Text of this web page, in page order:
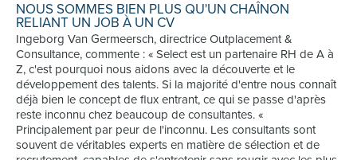
NOUS SOMMES BIEN PLUS QU'UN CHAÎNON
RELIANT UN JOB À UN CV
Ingeborg Van Germeersch, directrice Outplacement &
Consultance, commente : « Select est un partenaire RH de A à
Z, c'est pourquoi nous aidons avec la découverte et le
développement des talents. Si la majorité d'entre nous connaît
déjà bien le concept de flux entrant, ce qui se passe d'après
reste inconnu chez beaucoup de consultantes. «
Principalement par peur de l'inconnu. Les consultants sont
souvent de véritables experts en matière de sélection et de